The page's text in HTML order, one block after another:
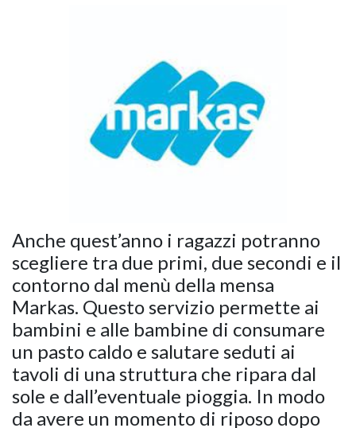
Anche quest’anno i ragazzi potranno
scegliere tra due primi, due secondi e il
contorno dal menù della mensa
Markas. Questo servizio permette ai
bambini e alle bambine di consumare
un pasto caldo e salutare seduti ai
tavoli di una struttura che ripara dal
sole e dall’eventuale pioggia. In modo
da avere un momento di riposo dopo